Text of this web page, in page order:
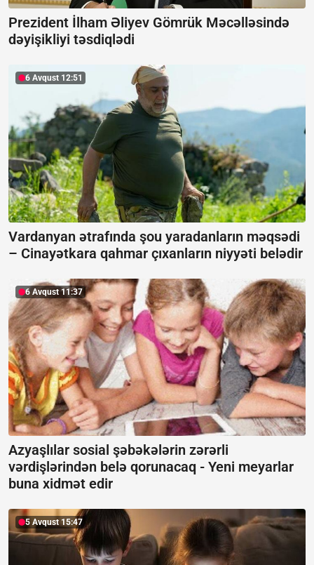
Prezident İlham Əliyev Gömrük Məcəlləsində
dəyişikliyi təsdiqlədi
6 Avqust 12:51
Vardanyan ətrafında şou yaradanların məqsədi
– Cinayətkara qahmar çıxanların niyyəti belədir
6 Avqust 11:37
Azyaşlılar sosial şəbəkələrin zərərli
vərdişlərindən belə qorunacaq - Yeni meyarlar
buna xidmət edir
5 Avqust 15:47